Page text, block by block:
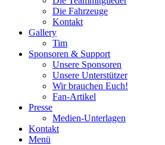
Die Fahrzeuge
Kontakt
Gallery
Tim
Sponsoren & Support
Unsere Sponsoren
Unsere Unterstützer
Wir brauchen Euch!
Fan-Artikel
Presse
Medien-Unterlagen
Kontakt
Menü